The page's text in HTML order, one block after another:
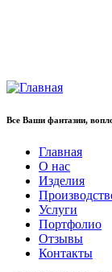
Все Ваши фантазии,
Главная
О нас
Изделия
Услуги
Портфолио
Отзывы
Контакты